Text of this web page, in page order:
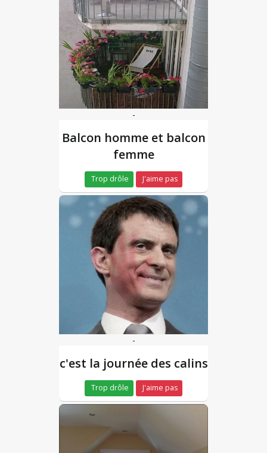
-
Balcon homme et balcon
femme
Trop drôle J'aime pas
-
c'est la journée des calins
Trop drôle J'aime pas